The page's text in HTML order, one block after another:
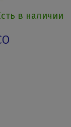
в наличии